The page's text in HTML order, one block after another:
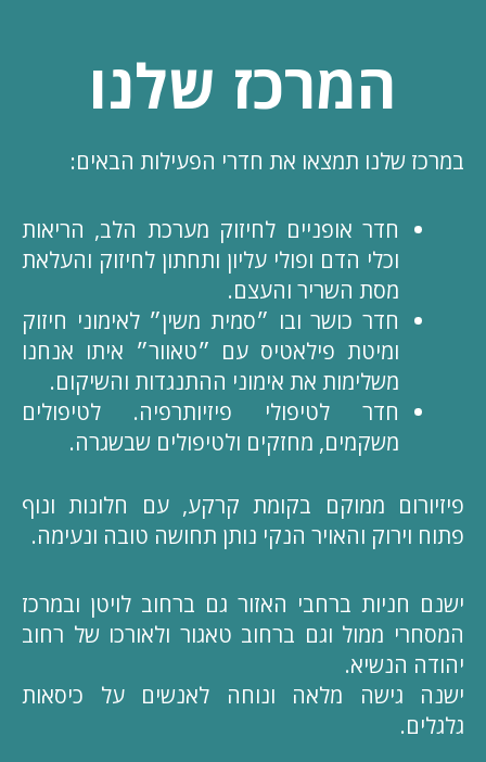
המרכז שלנו
במרכז שלנו תמצאו את חדרי הפעילות הבאים:
חדר אופניים לחיזוק מערכת הלב, הריאות
וכלי הדם ופולי עליון ותחתון לחיזוק והעלאת
מסת השריר והעצם.
חדר כושר ובו ״סמית משין״ לאימוני חיזוק
ומיטת פילאטיס עם ״טאוור״ איתו אנחנו
משלימות את אימוני ההתנגדות והשיקום.
חדר לטיפולי פיזיותרפיה. לטיפולים
משקמים, מחזקים ולטיפולים שבשגרה.
פיזיורום ממוקם בקומת קרקע, עם חלונות ונוף
פתוח וירוק והאויר הנקי נותן תחושה טובה ונעימה.
ישנם חניות ברחבי האזור גם ברחוב לויטן ובמרכז
המסחרי ממול וגם ברחוב טאגור ולאורכו של רחוב
יהודה הנשיא.
ישנה גישה מלאה ונוחה לאנשים על כיסאות
גלגלים.